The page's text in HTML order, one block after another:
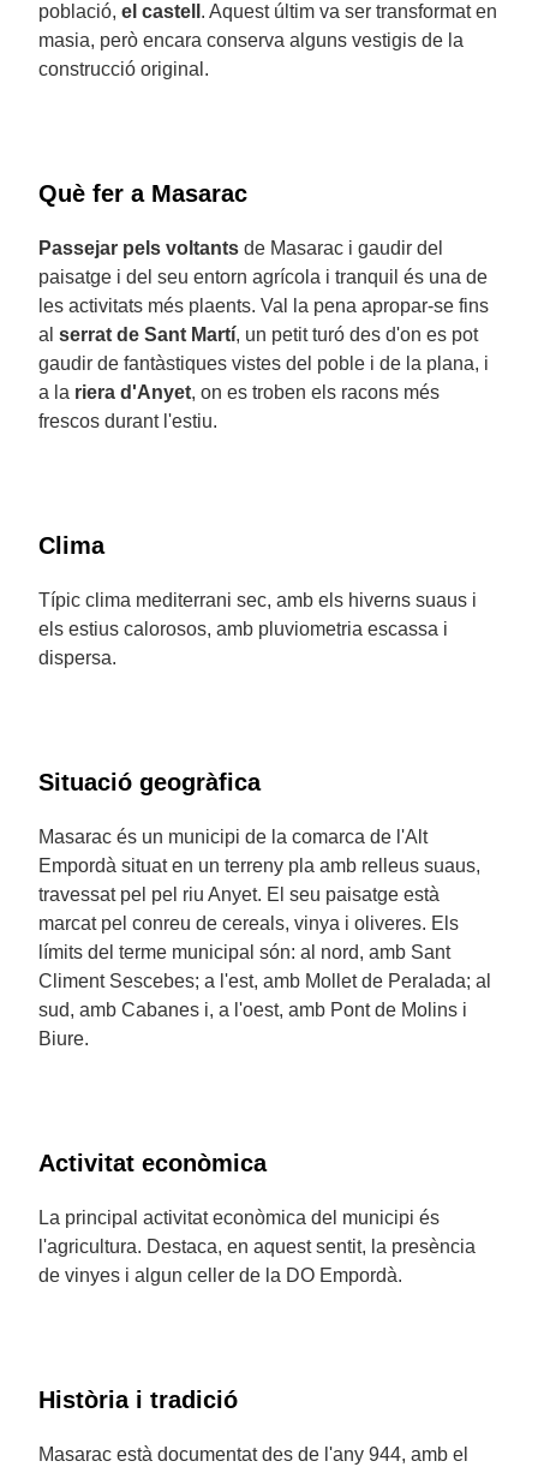
població, el castell . Aquest últim va ser transformat en
masia, però encara conserva alguns vestigis de la
construcció original.
Què fer a Masarac
Passejar pels voltants de Masarac i gaudir del
paisatge i del seu entorn agrícola i tranquil és una de
les activitats més plaents. Val la pena apropar-se fins
al serrat de Sant Martí, un petit turó des d'on es pot
gaudir de fantàstiques vistes del poble i de la plana, i
a la riera d'Anyet, on es troben els racons més
frescos durant l'estiu.
Clima
Típic clima mediterrani sec, amb els hiverns suaus i
els estius calorosos, amb pluviometria escassa i
dispersa.
Situació geogràfica
Masarac és un municipi de la comarca de l'Alt
Empordà situat en un terreny pla amb relleus suaus,
travessat pel pel riu Anyet. El seu paisatge està
marcat pel conreu de cereals, vinya i oliveres. Els
límits del terme municipal són: al nord, amb Sant
Climent Sescebes; a l'est, amb Mollet de Peralada; al
sud, amb Cabanes i, a l'oest, amb Pont de Molins i
Biure.
Activitat econòmica
La principal activitat econòmica del municipi és
l'agricultura. Destaca, en aquest sentit, la presència
de vinyes i algun celler de la DO Empordà.
Història i tradició
Masarac està documentat des de l'any 944, amb el